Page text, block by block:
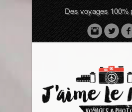
Des voyages 100%